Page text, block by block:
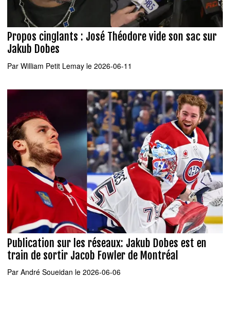
Propos cinglants : José Théodore vide son sac sur
Jakub Dobes
Par William Petit Lemay le 2026-06-11
Publication sur les réseaux: Jakub Dobes est en
train de sortir Jacob Fowler de Montréal
Par André Soueidan le 2026-06-06